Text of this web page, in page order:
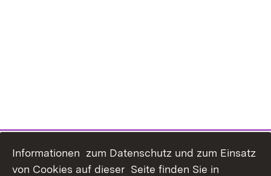
Informationen zum Datenschutz und zum Einsatz
von Cookies auf dieser Seite finden Sie in